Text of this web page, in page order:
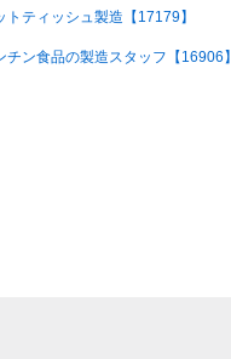
ティッシュ製造【17179】
ン食品の製造スタッフ【16906】